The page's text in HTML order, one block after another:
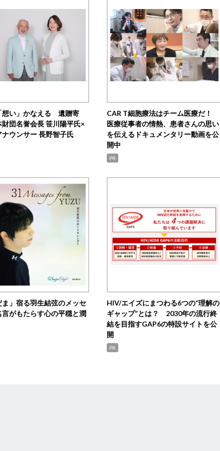
想い」かなえる 遺贈寄
団名誉会長 笹川陽平氏×
ナウンサー 長野智子氏
CAR T細胞療法はチーム医療だ！
医療従事者の情熱、患者さんの思い
を伝えるドキュメンタリー動画を公
開中
PR
ま」宿る羽生結弦のメッセ
がもたらす心の平穏と潤
HIV/エイズにまつわる6つの“理解の
ギャップ”とは？ 2030年の流行終
結を目指すGAP6の特設サイトを公
開
PR